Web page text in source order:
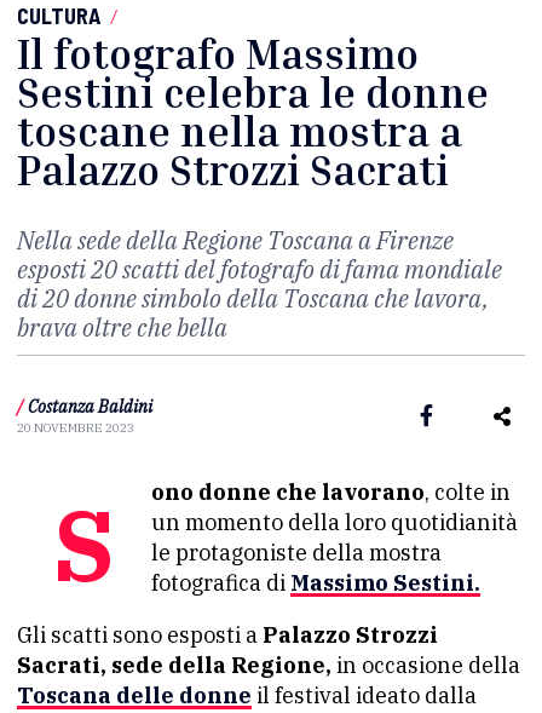
CULTURA /
Il fotografo Massimo
Sestini celebra le donne
toscane nella mostra a
Palazzo Strozzi Sacrati
Nella sede della Regione Toscana a Firenze
esposti 20 scatti del fotografo di fama mondiale
di 20 donne simbolo della Toscana che lavora,
brava oltre che bella
/ Costanza Baldini
20 NOVEMBRE 2023
Sono donne che lavorano, colte in
un momento della loro quotidianità
le protagoniste della mostra
fotografica di Massimo Sestini.
Gli scatti sono esposti a Palazzo Strozzi
Sacrati, sede della Regione, in occasione della
Toscana delle donne il festival ideato dalla